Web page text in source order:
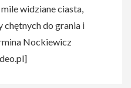
widziane ciasta,
chętnych do grania i
Nockiewicz
]